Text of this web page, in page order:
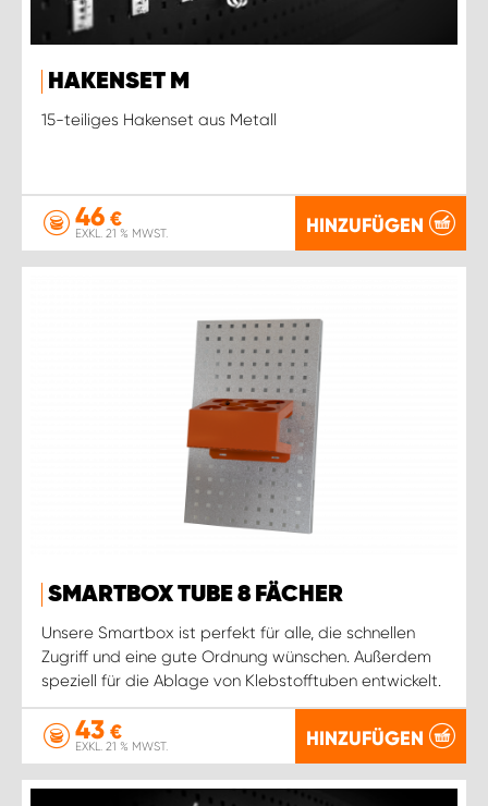
HAKENSET M
15-teiliges Hakenset aus Metall
46 €
EXKL. 21 % MWST. HINZUFÜGEN
SMARTBOX TUBE 8 FÄCHER
Unsere Smartbox ist perfekt für alle, die schnellen
Zugriff und eine gute Ordnung wünschen. Außerdem
speziell für die Ablage von Klebstofftuben entwickelt.
43 €
EXKL. 21 % MWST. HINZUFÜGEN